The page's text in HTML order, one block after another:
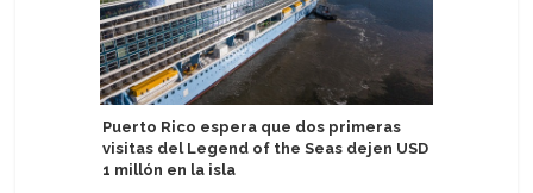
Puerto Rico espera que dos primeras
visitas del Legend of the Seas dejen USD
1 millón en la isla